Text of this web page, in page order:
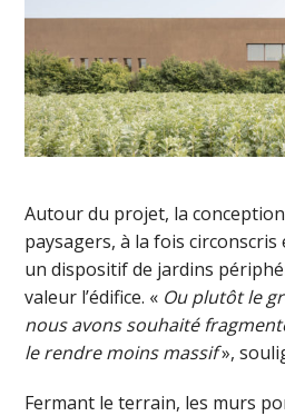
Autour du projet, la conception
paysagers, à la fois
un dispositif de jardins
valeur l’édifice. « Ou plutôt le
nous avons souhaité
le rendre moins massif»,
Fermant le terrain, les murs